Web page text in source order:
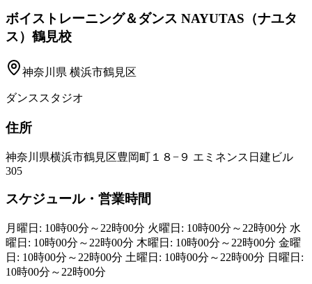
ボイストレーニング＆ダンス NAYUTAS（ナユタ
ス）鶴見校
神奈川県 横浜市鶴見区
ダンススタジオ
住所
神奈川県横浜市鶴見区豊岡町１８−９ エミネンス日建ビル
305
スケジュール・営業時間
月曜日: 10時00分～22時00分 火曜日: 10時00分～22時00分 水
曜日: 10時00分～22時00分 木曜日: 10時00分～22時00分 金曜
日: 10時00分～22時00分 土曜日: 10時00分～22時00分 日曜日:
10時00分～22時00分